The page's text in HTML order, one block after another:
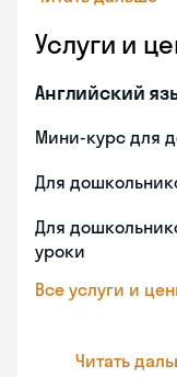
Услуги и
Английский
Мини-курс для
Для
Для
уроки
Все услуги и
Читать